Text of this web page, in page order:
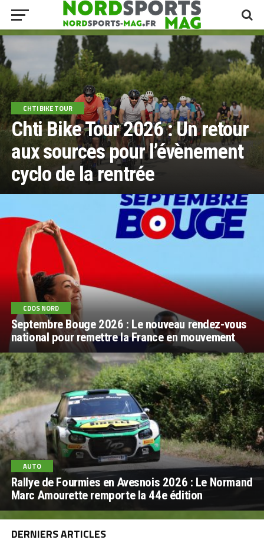
CHTI BIKE TOUR
Chti Bike Tour 2026 : Un retour
aux sources pour l’évènement
cyclo de la rentrée
CDOS NORD
Septembre Bouge 2026 : Le nouveau rendez-vous
national pour remettre la France en mouvement
AUTO
Rallye de Fourmies en Avesnois 2026 : Le Normand
Marc Amourette remporte la 44e édition
DERNIERS ARTICLES